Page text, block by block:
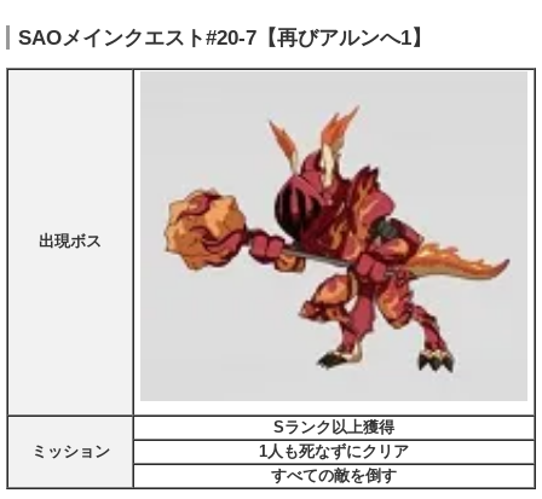
SAOメインクエスト#20-7【再びアルンへ1】
出現ボス
ミッション
Sランク以上獲得
1人も死なずにクリア
すべての敵を倒す